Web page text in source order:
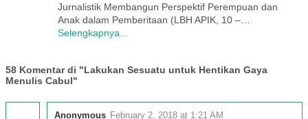
Jurnalistik Membangun Perspektif Perempuan dan
Anak dalam Pemberitaan (LBH APIK, 10 –…
Selengkapnya...
58 Komentar di "Lakukan Sesuatu untuk Hentikan Gaya
Menulis Cabul"
Anonymous February 2, 2018 at 1:21 AM